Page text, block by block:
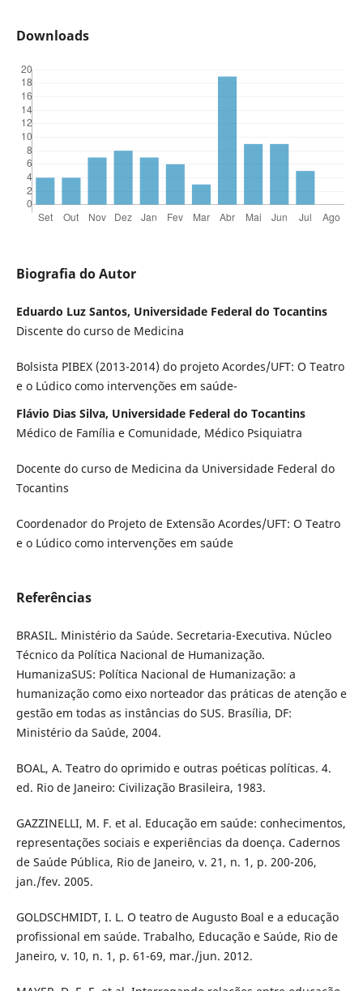
Downloads
Biografia do Autor
Eduardo Luz Santos, Universidade Federal do Tocantins
Discente do curso de Medicina
Bolsista PIBEX (2013-2014) do projeto Acordes/UFT: O Teatro
e o Lúdico como intervenções em saúde-
Flávio Dias Silva, Universidade Federal do Tocantins
Médico de Família e Comunidade, Médico Psiquiatra
Docente do curso de Medicina da Universidade Federal do
Tocantins
Coordenador do Projeto de Extensão Acordes/UFT: O Teatro
e o Lúdico como intervenções em saúde
Referências
BRASIL. Ministério da Saúde. Secretaria-Executiva. Núcleo
Técnico da Política Nacional de Humanização.
HumanizaSUS: Política Nacional de Humanização: a
humanização como eixo norteador das práticas de atenção e
gestão em todas as instâncias do SUS. Brasília, DF:
Ministério da Saúde, 2004.
BOAL, A. Teatro do oprimido e outras poéticas políticas. 4.
ed. Rio de Janeiro: Civilização Brasileira, 1983.
GAZZINELLI, M. F. et al. Educação em saúde: conhecimentos,
representações sociais e experiências da doença. Cadernos
de Saúde Pública, Rio de Janeiro, v. 21, n. 1, p. 200-206,
jan./fev. 2005.
GOLDSCHMIDT, I. L. O teatro de Augusto Boal e a educação
profissional em saúde. Trabalho, Educação e Saúde, Rio de
Janeiro, v. 10, n. 1, p. 61-69, mar./jun. 2012.